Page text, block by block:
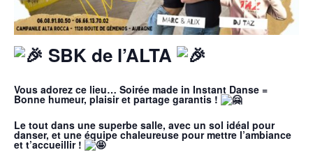
SBK de l’ALTA
Vous adorez ce lieu… Soirée made in Instant Danse =
Bonne humeur, plaisir et partage garantis !
Le tout dans une superbe salle, avec un sol idéal pour
danser, et une équipe chaleureuse pour mettre l’ambiance
et t’accueillir !